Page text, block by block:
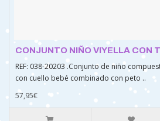
CONJUNTO NIÑO VIYELLA CON
REF: 038-20203 .Conjunto de niño
con cuello bebé combinado con peto ..
57,95€